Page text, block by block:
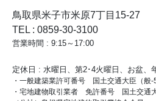
鳥取県米子市米原7丁目15-27
TEL : 0859-30-3100
営業時間 : 9:15～17:00
定休日 : 水曜日、第2･4火曜日、お盆、
・一般建築業許可番号 国土交通大臣（般
・宅地建物取引業者 免許番号 国土交通